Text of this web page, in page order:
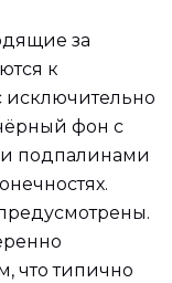
за
к
фон с
подпалинами
что типично